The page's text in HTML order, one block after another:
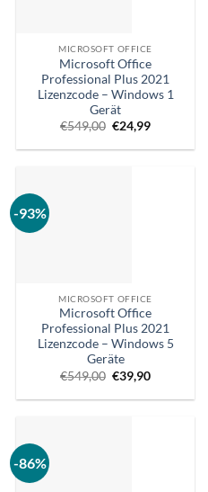
MICROSOFT OFFICE
Microsoft Office
Professional Plus 2021
Lizenzcode – Windows 1
Gerät
€549,00 Ursprünglicher
Preis
war:
€24,99Aktueller
ist:
-93%
MICROSOFT OFFICE
Microsoft Office
Professional Plus 2021
Lizenzcode – Windows 5
Geräte
€549,00 Ursprünglicher
Preis
war:
€39,90Aktueller
ist:
-86%